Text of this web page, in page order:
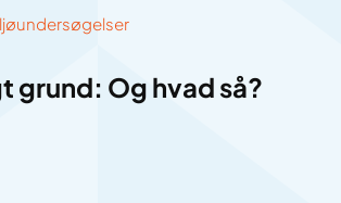
grund: Og hvad så?